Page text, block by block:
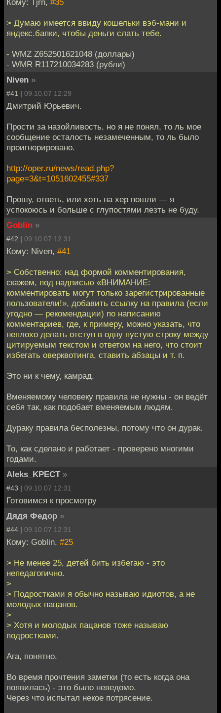
> Думаю имеется ввиду кошельки вэб-мани и
яндекс.бапки, чтобы деньги слать тебе.
- WMZ Z652501621048 (доллары)
- WMR R117210034283 (рубли)
Niven »
#41 | 09.10.07 12:29
Дмитрий Юрьевич.
Прости за назойливость, но я не понял, то ль мое
сообщение осталость незамеченным, то ль было
проигнорировано.
http://oper.ru/news/read.php?
page=3&t=1051602455#337
Прошу, ответь, или хоть на хер пошли — я
успокоюсь и больше с глупостями лезть не буду.
Goblin »
#42 | 09.10.07 12:31
Кому: Niven, #41
> Собственно: над формой комментирования,
скажем, под надписью «ВНИМАНИЕ:
комментировать могут только зарегистрированные
пользователи!», добавить ссылку на правила (если
угодно — рекомендации) по написанию
комментариев, где, к примеру, можно указать, что
неплохо делать отступ в одну пустую строку между
цитируемым текстом и ответом на него, что стоит
избегать оверквотинга, ставить абзацы и т. п.
Это ни к чему, камрад.
Вменяемому человеку правила не нужны - он ведёт
себя так, как подобает вменяемым людям.
Дураку правила бесполезны, потому что он дурак.
То, как сделано и работает - проверено многими
годами.
Aleks_KPECT »
#43 | 09.10.07 12:31
Готовимся к просмотру
Дядя Федор »
#44 | 09.10.07 12:31
Кому: Goblin, #25
> Не менее 25, детей бить избегаю - это
непедагогично.
>
> Подростками я обычно называю идиотов, а не
молодых пацанов.
>
> Хотя и молодых пацанов тоже называю
подростками.
Ага, понятно.
Во время прочтения заметки (то есть когда она
появилась) - это было неведомо.
Через что испытал некое потрясение.